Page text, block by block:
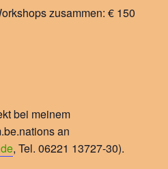
zusammen: € 150
bei meinem
an
, Tel. 06221 13727-30).